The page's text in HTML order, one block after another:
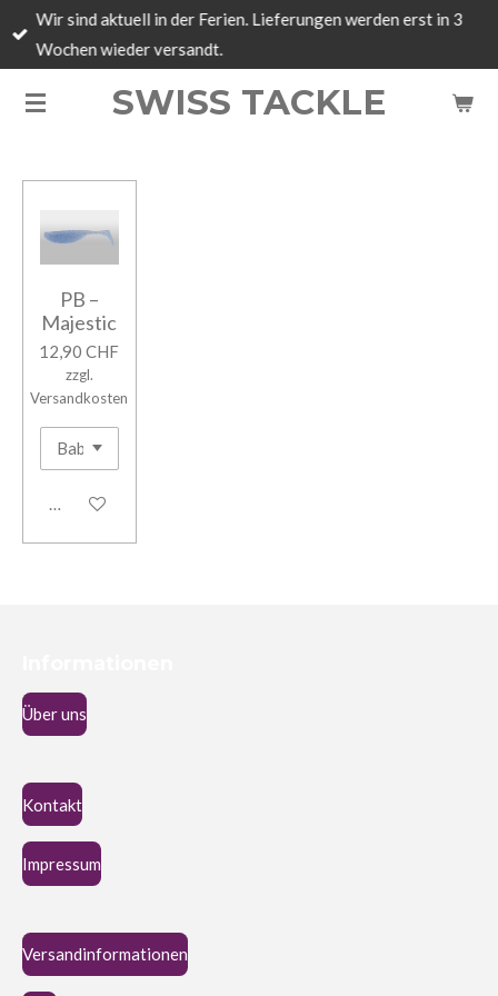
Zum
Hauptinhalt
SWISS TACKLE
Wir sind aktuell in der Ferien. Lieferungen werden erst in 3
Wochen wieder versandt.
PB –
Majestic
12,90 CHF
zzgl.
Versandkosten
Details anzeigen
Über uns
Kontakt
Impressum
Versandinformationen